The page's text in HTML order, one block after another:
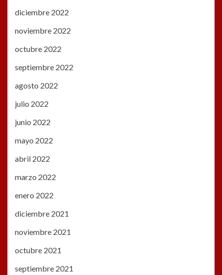
diciembre 2022
noviembre 2022
octubre 2022
septiembre 2022
agosto 2022
julio 2022
junio 2022
mayo 2022
abril 2022
marzo 2022
enero 2022
diciembre 2021
noviembre 2021
octubre 2021
septiembre 2021